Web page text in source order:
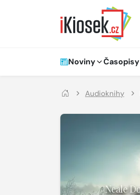
Hlavní navigace
Noviny Časopisy
Audioknihy